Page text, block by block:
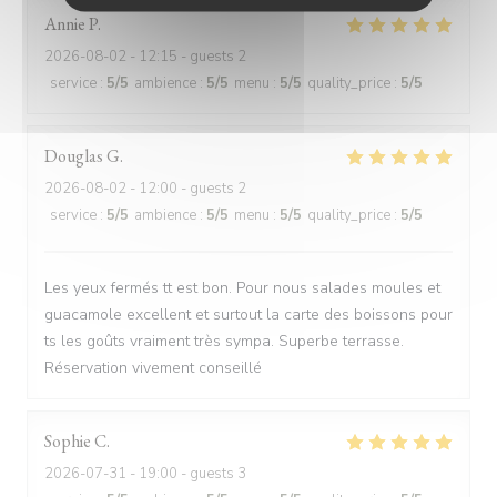
AnnieP
2026-08-02 - 12:15 - guests 2
service : 5/5 ambience : 5/5 menu : 5/5 quality_price : 5/5
Douglas G
2026-08-02 - 12:00 - guests 2
service : 5/5 ambience : 5/5 menu : 5/5 quality_price : 5/5
Les yeux fermés tt est bon. Pour nous salades moules et
guacamole excellent et surtout la carte des boissons pour
ts les goûts vraiment très sympa. Superbe terrasse.
Réservation vivement conseillé
SophieC
2026-07-31 - 19:00 - guests 3